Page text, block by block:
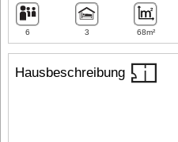
Hausbeschreibung
6 3 68m²